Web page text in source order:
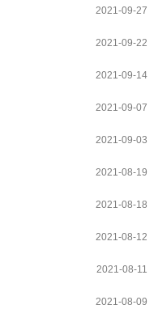
2021-09-27
2021-09-22
2021-09-14
2021-09-07
2021-09-03
2021-08-19
2021-08-18
2021-08-12
2021-08-11
2021-08-09